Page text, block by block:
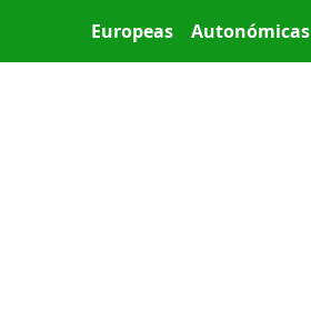
Main menu
Europeas Autonómicas